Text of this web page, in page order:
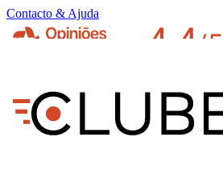
Contacto & Ajuda